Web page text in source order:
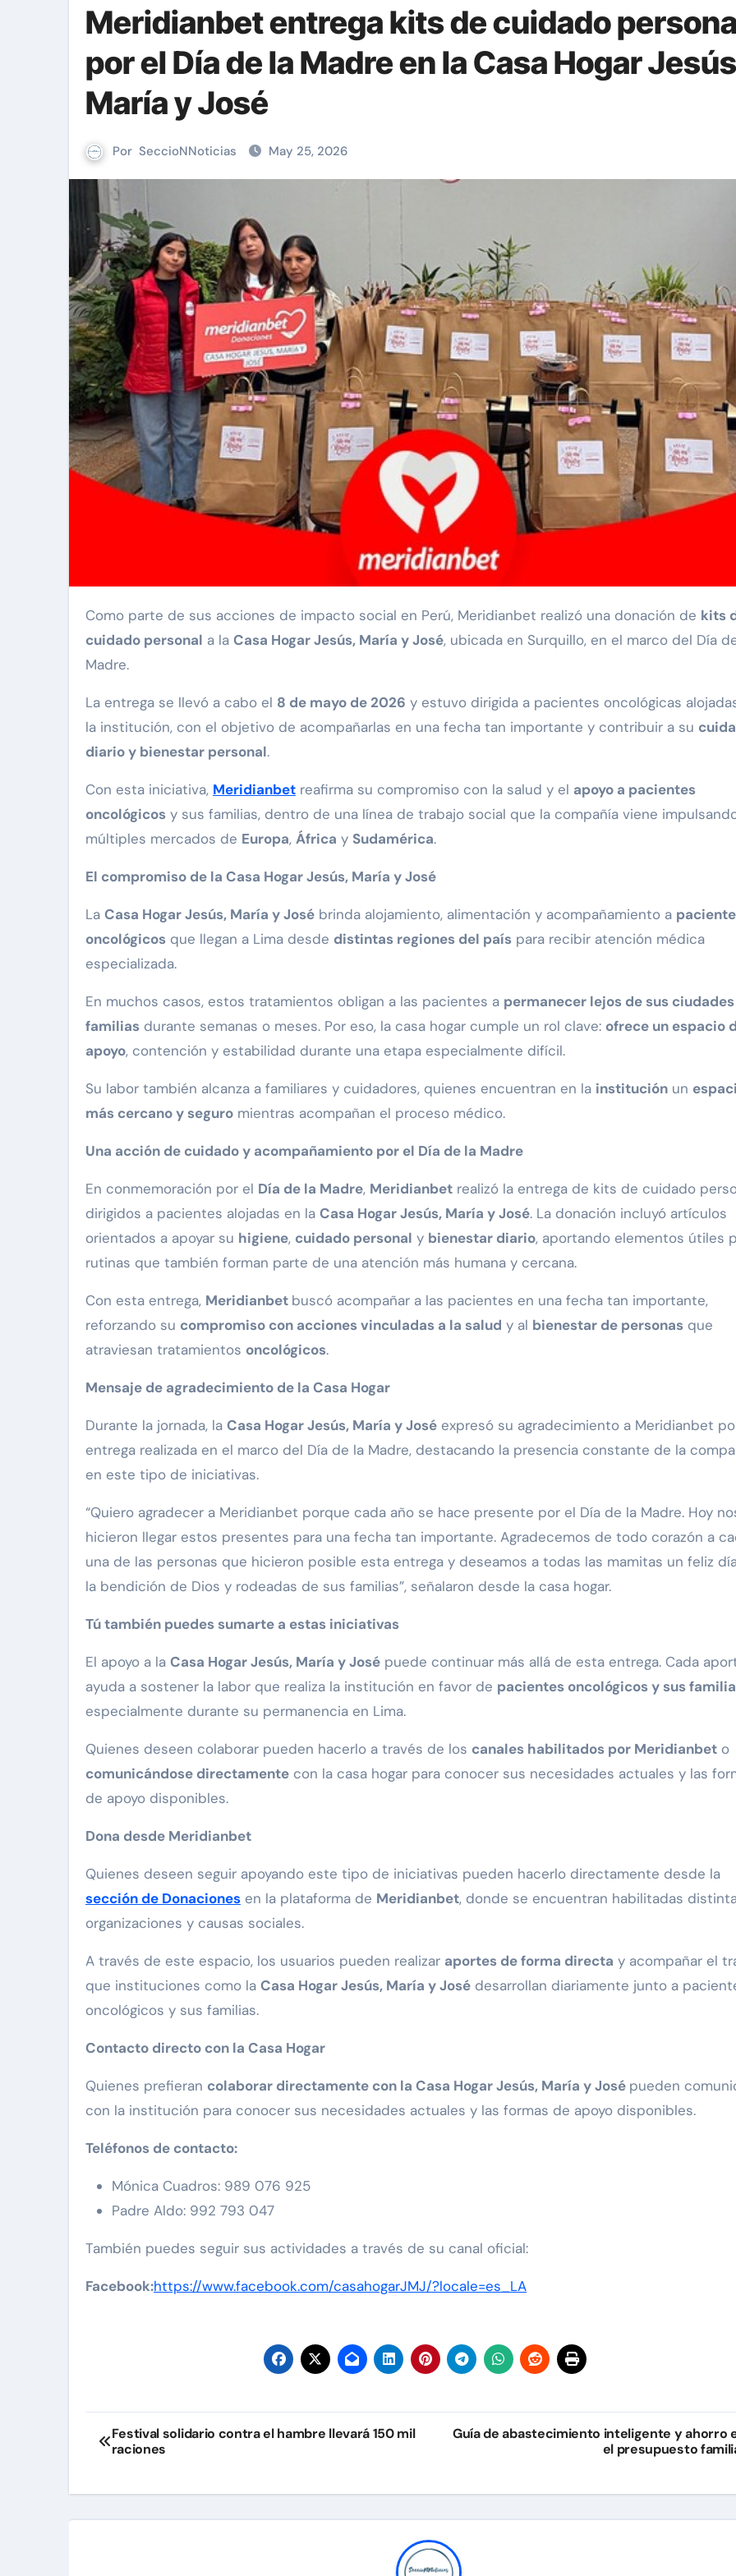
Meridianbet entrega kits de cuidado
por el Día de la Madre en la Casa Hogar
María y José
Por SeccioNNoticias May 25, 2026
Como parte de sus acciones de impacto social en Perú, Meridianbet realizó una donación de kits
cuidado personal a la Casa Hogar Jesús, María y José, ubicada en Surquillo, en el marco del Día
Madre.
La entrega se llevó a cabo el 8 de mayo de 2026 y estuvo dirigida a pacientes oncológicas
la institución, con el objetivo de acompañarlas en una fecha tan importante y contribuir a su
diario y bienestar personal.
Con esta iniciativa, Meridianbet reafirma su compromiso con la salud y el apoyo a pacientes
oncológicos y sus familias, dentro de una línea de trabajo social que la compañía viene
múltiples mercados de Europa, África y Sudamérica.
El compromiso de la Casa Hogar Jesús, María y José
La Casa Hogar Jesús, María y José brinda alojamiento, alimentación y acompañamiento a
oncológicos que llegan a Lima desde distintas regiones del país para recibir atención médica
especializada.
En muchos casos, estos tratamientos obligan a las pacientes a permanecer lejos de sus
familias durante semanas o meses. Por eso, la casa hogar cumple un rol clave: ofrece un espacio
apoyo, contención y estabilidad durante una etapa especialmente difícil.
Su labor también alcanza a familiares y cuidadores, quienes encuentran en la institución un
más cercano y seguro mientras acompañan el proceso médico.
Una acción de cuidado y acompañamiento por el Día de la Madre
En conmemoración por el Día de la Madre, Meridianbet realizó la entrega de kits de cuidado
dirigidos a pacientes alojadas en la Casa Hogar Jesús, María y José. La donación incluyó artículos
orientados a apoyar su higiene, cuidado personal y bienestar diario, aportando elementos útiles
rutinas que también forman parte de una atención más humana y cercana.
Con esta entrega, Meridianbet buscó acompañar a las pacientes en una fecha tan importante,
reforzando su compromiso con acciones vinculadas a la salud y al bienestar de personas que
atraviesan tratamientos oncológicos.
Mensaje de agradecimiento de la Casa Hogar
Durante la jornada, la Casa Hogar Jesús, María y José expresó su agradecimiento a Meridianbet
entrega realizada en el marco del Día de la Madre, destacando la presencia constante de la
en este tipo de iniciativas.
“Quiero agradecer a Meridianbet porque cada año se hace presente por el Día de la Madre. Hoy
hicieron llegar estos presentes para una fecha tan importante. Agradecemos de todo corazón a
una de las personas que hicieron posible esta entrega y deseamos a todas las mamitas un feliz
la bendición de Dios y rodeadas de sus familias”, señalaron desde la casa hogar.
Tú también puedes sumarte a estas iniciativas
El apoyo a la Casa Hogar Jesús, María y José puede continuar más allá de esta entrega. Cada
ayuda a sostener la labor que realiza la institución en favor de pacientes oncológicos y sus
especialmente durante su permanencia en Lima.
Quienes deseen colaborar pueden hacerlo a través de los canales habilitados por Meridianbet o
comunicándose directamente con la casa hogar para conocer sus necesidades actuales y las
de apoyo disponibles.
Dona desde Meridianbet
Quienes deseen seguir apoyando este tipo de iniciativas pueden hacerlo directamente desde la
sección de Donaciones en la plataforma de Meridianbet, donde se encuentran habilitadas
organizaciones y causas sociales.
A través de este espacio, los usuarios pueden realizar aportes de forma directa y acompañar el
que instituciones como la Casa Hogar Jesús, María y José desarrollan diariamente junto a
oncológicos y sus familias.
Contacto directo con la Casa Hogar
Quienes prefieran colaborar directamente con la Casa Hogar Jesús, María y José pueden
con la institución para conocer sus necesidades actuales y las formas de apoyo disponibles.
Teléfonos de contacto:
Mónica Cuadros: 989 076 925
Padre Aldo: 992 793 047
También puedes seguir sus actividades a través de su canal oficial:
Facebook:https://www.facebook.com/casahogarJMJ/?locale=es_LA
Navegación
de
entradas
Festival solidario contra el hambre llevará 150 mil
raciones
Guía de abastecimiento inteligente y ahorro
el presupuesto